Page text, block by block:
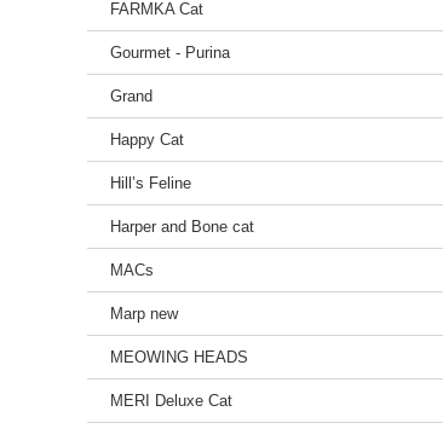
FARMKA Cat
Gourmet - Purina
Grand
Happy Cat
Hill’s Feline
Harper and Bone cat
MACs
Marp new
MEOWING HEADS
MERI Deluxe Cat